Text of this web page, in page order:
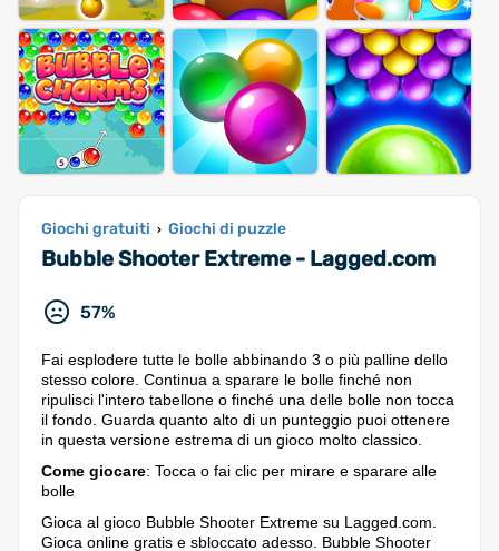
Giochi gratuiti › Giochi di puzzle
Bubble Shooter Extreme - Lagged.com
57%
Fai esplodere tutte le bolle abbinando 3 o più palline dello
stesso colore. Continua a sparare le bolle finché non
ripulisci l'intero tabellone o finché una delle bolle non tocca
il fondo. Guarda quanto alto di un punteggio puoi ottenere
in questa versione estrema di un gioco molto classico.
Come giocare: Tocca o fai clic per mirare e sparare alle
bolle
Gioca al gioco Bubble Shooter Extreme su Lagged.com.
Gioca online gratis e sbloccato adesso. Bubble Shooter